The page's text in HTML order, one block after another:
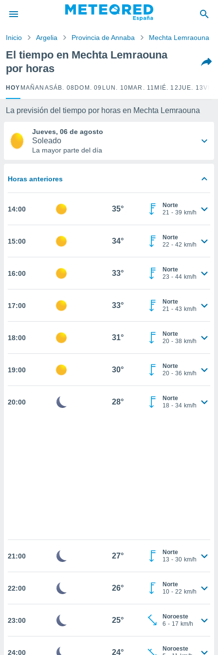
por
para
la
calidad.
a este
las
y
forma
basada
permite
coste.
botón
a la
todas
ya sean
nos
en
perfil
y
de
En
CONTINUAR
Inicio Argelia Provincia de Annaba Mechta Lemraouna
El tiempo en Mechta Lemraouna
por horas
HOY MAÑANASÁB. 08 DOM. 09 LUN. 10 MAR. 11 MIÉ. 12JUE. 13VIE.
La previsión del tiempo por horas en Mechta Lemraouna
Jueves, 06 de agosto
Soleado
La mayor parte del día
Horas anteriores
14:00 35°
Norte
21 - 39 km/h
15:00 34°
Norte
22 - 42 km/h
16:00 33°
Norte
23 - 44 km/h
17:00 33°
Norte
21 - 43 km/h
18:00 31°
Norte
20 - 38 km/h
19:00 30°
Norte
20 - 36 km/h
20:00 28°
Norte
18 - 34 km/h
21:00 27°
Norte
13 - 30 km/h
22:00 26°
Norte
10 - 22 km/h
23:00 25°
Noroeste
6 - 17 km/h
24:00 24°
Noroeste